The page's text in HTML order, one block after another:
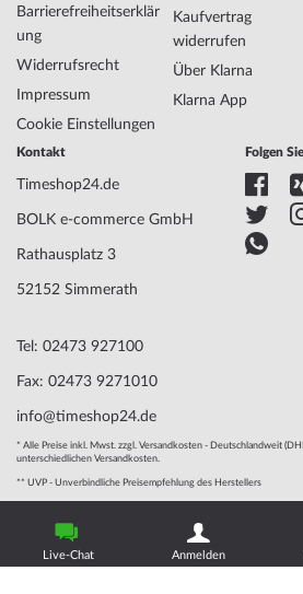
Live-Chat Anmelden
Anzeige
Analog
Antrieb
Batterie (Quarz)
Uhrwerk
Funktionen
Gehäusebreite
38
Gehäusedicke
Wasserdichte
Oberfläche
Gehäuse Boden
Zifferblatt Farbe
Weiß
Armband Style
Gliederarmband
Armband Farbe
Silber
Barrierefreiheitserklär
ung
Widerrufsrecht
Impressum
Cookie Einstellungen
Kaufvertrag
widerrufen
Über Klarna
Klarna App
Kontakt
Timeshop24.de
BOLK e-commerce GmbH
Rathausplatz 3
52152 Simmerath
Tel: 02473 927100
Fax: 02473 9271010
info@timeshop24.de
Folgen
* Alle Preise inkl. Mwst. zzgl. Versandkosten - Deutschlandweit
unterschiedlichen Versandkosten.
** UVP - Unverbindliche Preisempfehlung des Herstellers
© 2004 - 2026, BOLK e-commerce
durch